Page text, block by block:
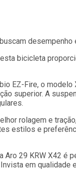
bicicleta
EZ-Fire, o
superior. A
rolagem e
estilos e
29 KRW X42 é
em qualidade